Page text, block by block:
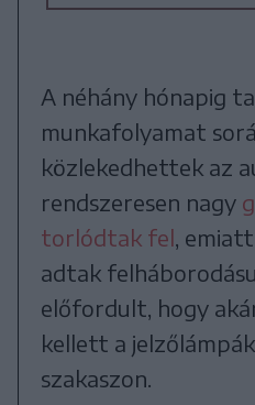
A néhány hónapig
munkafolyamat
közlekedhettek az
rendszeresen nagy
torlódtak fel ,
adtak
előfordult, hogy
kellett a
szakaszon.